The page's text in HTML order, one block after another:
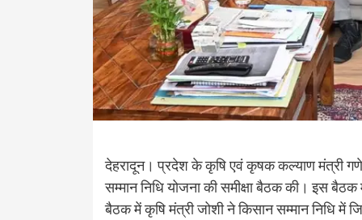
देहरादून। प्रदेश के कृषि एवं कृषक कल्याण मंत्री
सम्मान निधि योजना की समीक्षा बैठक की। इस
बैठक में कृषि मंत्री जोशी ने किसान सम्मान निधि में